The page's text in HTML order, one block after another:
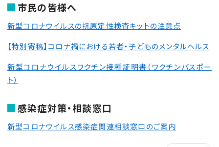
市民の皆様へ
新型コロナウイルスの抗原定性検査キットの注意点
【特別寄稿】コロナ禍における若者・子どものメンタルヘルス
新型コロナウイルスワクチン接種証明書（ワクチンパスポー
ト）
感染症対策・相談窓口
新型コロナウイルス感染症関連相談窓口のご案内